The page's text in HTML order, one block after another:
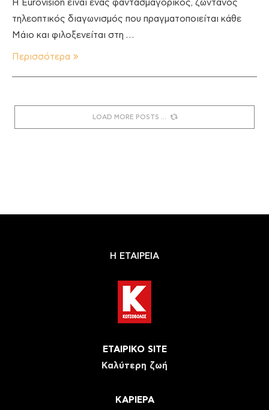
H Eurovision είναι ένας φαντασμαγορικός, ζωντανός
τηλεοπτικός διαγωνισμός που πραγματοποιείται κάθε
Μάιο και φιλοξενείται στη …
Περισσότερα
LOAD MORE POSTS
Η ΕΤΑΙΡΕΙΑ
ΕΤΑΙΡΙΚΟ SITE
Καλύτερη ζωή
ΚΑΡΙΕΡΑ